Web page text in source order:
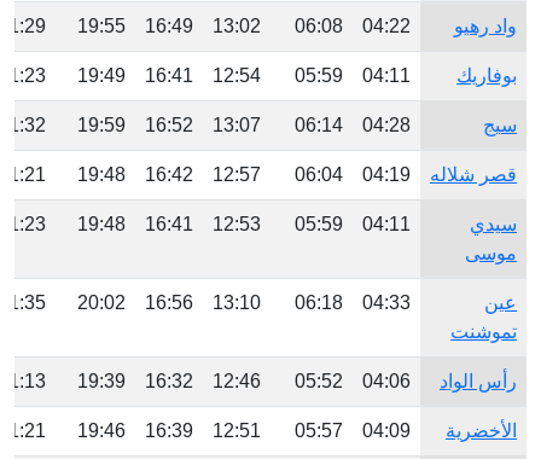
واد رهيو 04:22
06:08
13:02
16:49
19:55
بوفاريك 04:11
05:59
12:54
16:41
19:49
سيج 04:28
06:14
13:07
16:52
19:59
قصر شلاله 04:19
06:04
12:57
16:42
19:48
سيدي
موسى
04:11
05:59
12:53
16:41
19:48
عين
تموشنت
04:33
06:18
13:10
16:56
20:02
رأس الواد 04:06
05:52
12:46
16:32
19:39
الأخضرية 04:09
05:57
12:51
16:39
19:46